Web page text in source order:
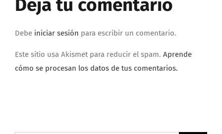
Deja tu comentario
Este sitio usa Akismet para reducir el spam.Aprende